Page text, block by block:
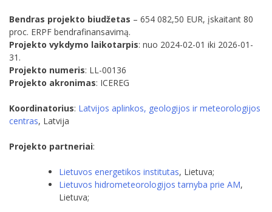
Bendras projekto biudžetas – 654 082,50 EUR, įskaitant 80
proc. ERPF bendrafinansavimą.
Projekto vykdymo laikotarpis: nuo 2024-02-01 iki 2026-01-
31.
Projekto numeris: LL-00136
Projekto akronimas: ICEREG
Koordinatorius: Latvijos aplinkos, geologijos ir meteorologijos
centras, Latvija
Projekto partneriai:
Lietuvos energetikos institutas, Lietuva;
Lietuvos hidrometeorologijos tarnyba prie AM,
Lietuva;